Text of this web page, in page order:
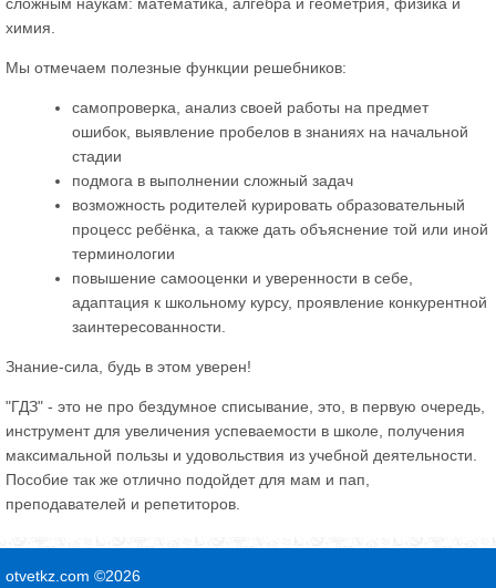
химия.
Мы отмечаем полезные функции решебников:
самопроверка, анализ своей работы на предмет
ошибок, выявление пробелов в знаниях на начальной
стадии
подмога в выполнении сложный задач
возможность родителей курировать образовательный
процесс ребёнка, а также дать объяснение той или иной
терминологии
повышение самооценки и уверенности в себе,
адаптация к школьному курсу, проявление конкурентной
заинтересованности.
Знание-сила, будь в этом уверен!
"ГДЗ" - это не про бездумное списывание, это, в первую очередь,
инструмент для увеличения успеваемости в школе, получения
максимальной пользы и удовольствия из учебной деятельности.
Пособие так же отлично подойдет для мам и пап,
преподавателей и репетиторов.
otvetkz.com ©2026